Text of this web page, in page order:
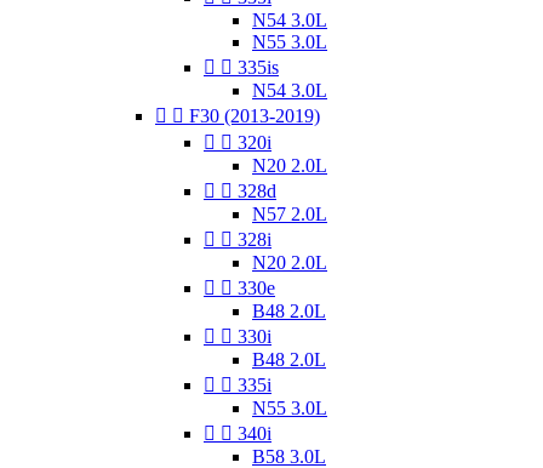
N54 3.0L
N55 3.0L
  335is
N54 3.0L
  F30 (2013-2019)
  320i
N20 2.0L
  328d
N57 2.0L
  328i
N20 2.0L
  330e
B48 2.0L
  330i
B48 2.0L
  335i
N55 3.0L
  340i
B58 3.0L